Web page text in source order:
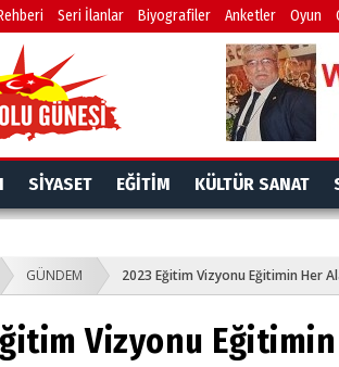
Seri İlanlar Biyografiler Anketler Oyun
SİYASET EĞİTİM KÜLTÜR SANAT
GÜNDEM 2023 Eğitim Vizyonu Eğitimin Her
Vizyonu